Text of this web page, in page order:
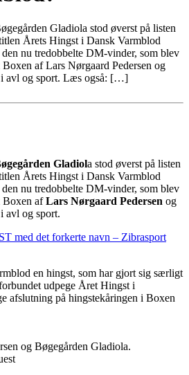
Gladiola stod øverst på listen
Årets Hingst i Dansk Varmblod
nu tredobbelte DM-vinder, som blev
af Lars Nørgaard Pedersen og
avl og sport. Læs også: […]
Gladiola stod øverst på listen
Årets Hingst i Dansk Varmblod
nu tredobbelte DM-vinder, som blev
Boxen afLars Nørgaard Pedersen og
avl og sport.
med det forkerte navn – Zibrasport
en hingst, som har gjort sig særligt
udpege Året Hingst i
afslutning på hingstekåringen i Boxen
og Bøgegården Gladiola.